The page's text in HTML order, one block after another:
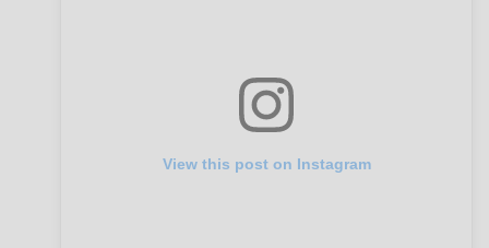
View this post on Instagram